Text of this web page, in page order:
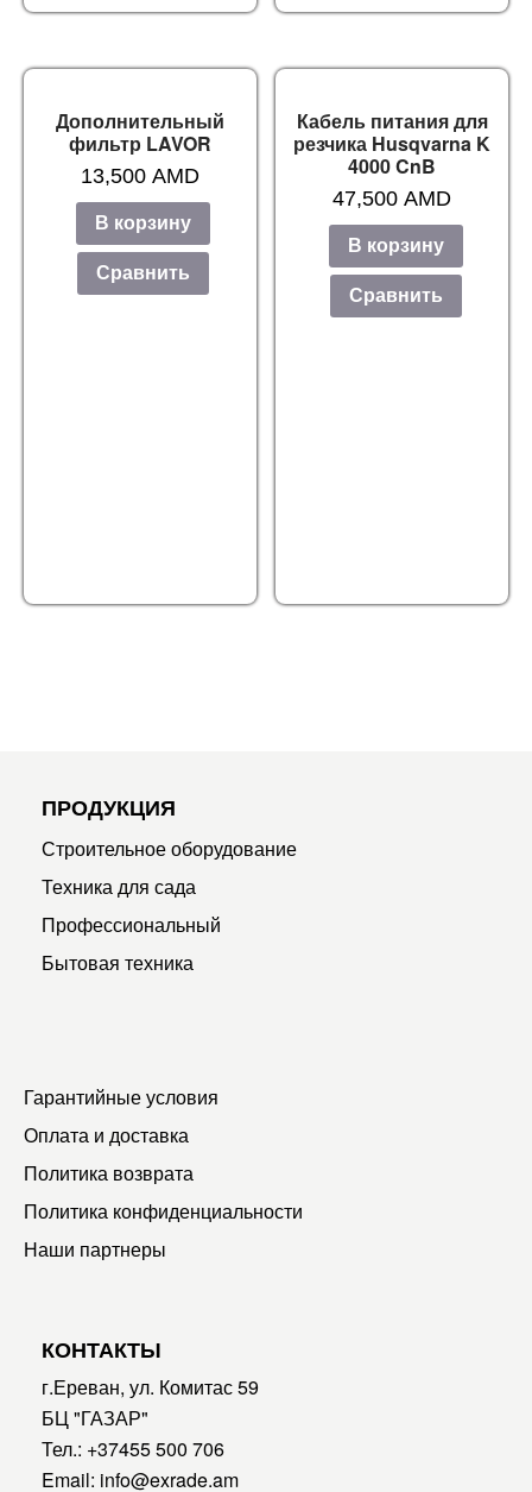
Дополнительный
фильтр LAVOR
13,500 AMD
В корзину
Сравнить
Кабель питания для
резчика Husqvarna K
4000 CnB
47,500AMD
В корзину
Сравнить
ПРОДУКЦИЯ
Строительное оборудование
Техника для сада
Профессиональный
Бытовая техника
Гарантийные условия
Оплата и доставка
Политика возврата
Политика конфиденциальности
Наши партнеры
КОНТАКТЫ
г.Ереван, ул. Комитас 59
БЦ "ГАЗАР"
Тел.: +37455 500 706
Email: info@exrade.am